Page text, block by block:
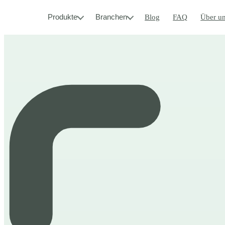
Produkte Branchen Blog FAQ Über